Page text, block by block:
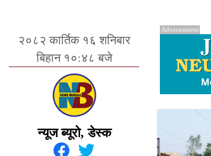
२०८२ कार्तिक १६ शनिबार
बिहान १०:४८ बजे
न्यूज ब्यूरो, डेस्क
Advertesment